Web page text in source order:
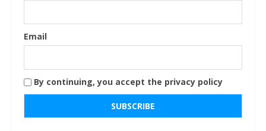
Email
By continuing, you accept the privacy policy